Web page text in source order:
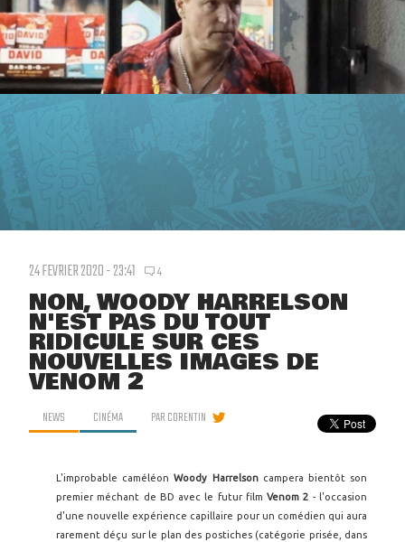
24 FEVRIER 2020 - 23:41 4
NON, WOODY HARRELSON
N'EST PAS DU TOUT
RIDICULE SUR CES
NOUVELLES IMAGES DE
VENOM 2
NEWS CINÉMA PARCORENTIN
L'improbable caméléonWoody Harrelsoncampera bientôt son
premier méchant de BD avec le futur filmVenom 2 - l'occasion
d'une nouvelle expérience capillaire pour un comédien qui aura
rarement déçu sur le plan des postiches (catégorie prisée, dans